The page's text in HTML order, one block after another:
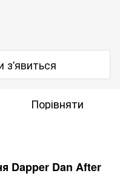
з'явиться
Порівняти
Dapper Dan After